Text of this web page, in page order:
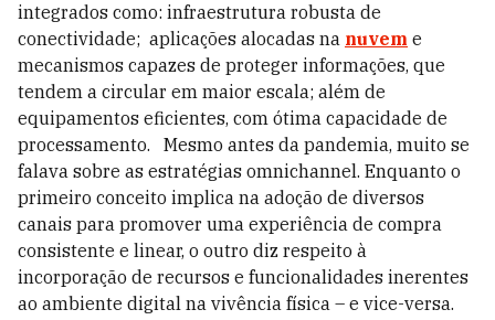
integrados como: infraestrutura robusta de
conectividade; aplicações alocadas na nuvem e
mecanismos capazes de proteger informações, que
tendem a circular em maior escala; além de
equipamentos eficientes, com ótima capacidade de
processamento. Mesmo antes da pandemia, muito se
falava sobre as estratégias omnichannel. Enquanto o
primeiro conceito implica na adoção de diversos
canais para promover uma experiência de compra
consistente e linear, o outro diz respeito à
incorporação de recursos e funcionalidades inerentes
ao ambiente digital na vivência física – e vice-versa.